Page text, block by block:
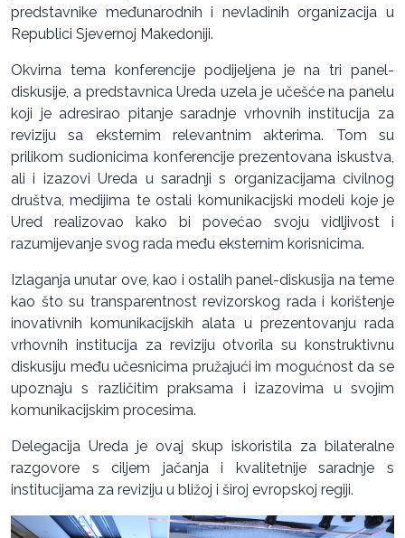
predstavnike međunarodnih i nevladinih organizacija u
Republici Sjevernoj Makedoniji.
Okvirna tema konferencije podijeljena je na tri panel-
diskusije, a predstavnica Ureda uzela je učešće na panelu
koji je adresirao pitanje saradnje vrhovnih institucija za
reviziju sa eksternim relevantnim akterima. Tom su
prilikom sudionicima konferencije prezentovana iskustva,
ali i izazovi Ureda u saradnji s organizacijama civilnog
društva, medijima te ostali komunikacijski modeli koje je
Ured realizovao kako bi povećao svoju vidljivost i
razumijevanje svog rada među eksternim korisnicima.
Izlaganja unutar ove, kao i ostalih panel-diskusija na teme
kao što su transparentnost revizorskog rada i korištenje
inovativnih komunikacijskih alata u prezentovanju rada
vrhovnih institucija za reviziju otvorila su konstruktivnu
diskusiju među učesnicima pružajući im mogućnost da se
upoznaju s različitim praksama i izazovima u svojim
komunikacijskim procesima.
Delegacija Ureda je ovaj skup iskoristila za bilateralne
razgovore s ciljem jačanja i kvalitetnije saradnje s
institucijama za reviziju u bližoj i široj evropskoj regiji.